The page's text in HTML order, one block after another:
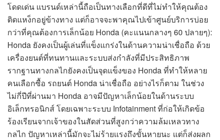
โดดเด่น แบรนด์เหล่านี้ถือเป็นทางเลือกที่ดีที่ไม่ทำให้คุณต้อง
ติดแหง็กอยู่ข้างทาง แต่ก็อาจจะพาคุณไปเข้าศูนย์บริการบ่อย
กว่าที่คุณต้องการเล็กน้อย Honda (คะแนนกลางๆ 60 ปลายๆ):
Honda ยังคงเป็นผู้เล่นที่แข็งแกร่งในด้านความน่าเชื่อถือ ด้วย
เครื่องยนต์ที่ทนทานและระบบส่งกำลังที่มีประสิทธิภาพ
รากฐานทางกลไกยังคงเป็นจุดแข็งของ Honda ที่ทำให้หลาย
คนเลือกซื้อ รถยนต์ Honda น่าเชื่อถือ อย่างไรก็ตาม ในช่วง
ไม่กี่ปีที่ผ่านมา Honda อาจมีปัญหาเล็กน้อยในด้านระบบ
อิเล็กทรอนิกส์ โดยเฉพาะระบบ Infotainment ที่ก่อให้เกิดข้อ
ร้องเรียนจากเจ้าของในสัดส่วนที่สูงกว่าความล้มเหลวทาง
กลไก ปัญหาเหล่านี้มักจะไม่ร้ายแรงถึงขั้นหายนะ แต่ก็ส่งผลก